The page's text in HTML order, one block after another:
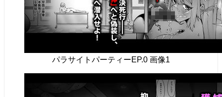
パラサイトパーティーEP.0 画像1